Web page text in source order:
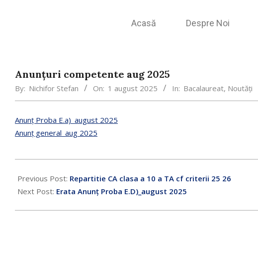
Acasă Despre Noi
Anunțuri competente aug 2025
By: Nichifor Stefan On: 1 august 2025 In: Bacalaureat, Noutăți
Anunț Proba E.a)_august 2025
Anunț general_aug 2025
Previous Post: Repartitie CA clasa a 10 a TA cf criterii 25 26
Next Post: Erata Anunț Proba E.D)_august 2025